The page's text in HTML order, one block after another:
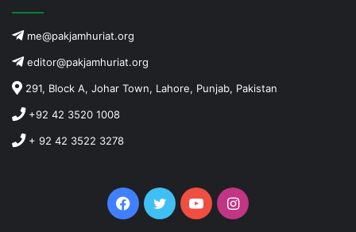
me@pakjamhuriat.org
editor@pakjamhuriat.org
291, Block A, Johar Town, Lahore, Punjab, Pakistan
+92 42 3520 1008
+ 92 42 3522 3278
Facebook
TwitterYouTubeInstagram